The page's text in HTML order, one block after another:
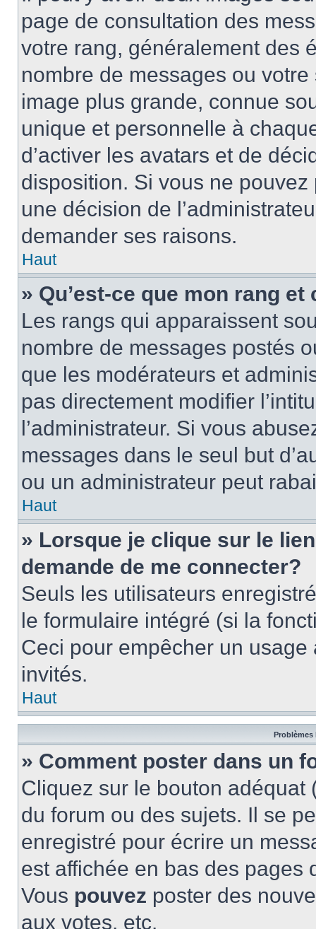
page de consultation des
votre rang, généralement des
nombre de messages ou
image plus grande, connue
unique et personnelle à
d’activer les avatars et de
disposition. Si vous ne pouvez
une décision de
demander ses raisons.
Haut
» Qu’est-ce que mon rang
Les rangs qui apparaissent
nombre de messages postés
que les modérateurs et
pas directement modifier
l’administrateur. Si vous
messages dans le seul but
ou un administrateur peut
Haut
» Lorsque je clique sur le
demande de me connecter?
Seuls les utilisateurs
le formulaire intégré (si la
Ceci pour empêcher un
invités.
Haut
Problèmes
» Comment poster dans un
Cliquez sur le bouton
du forum ou des sujets. Il se
enregistré pour écrire un
est affichée en bas des pages
Vous pouvez poster des
aux votes, etc.